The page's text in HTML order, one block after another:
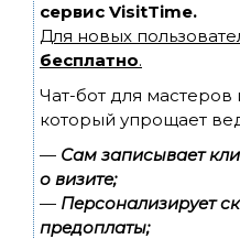
сервис VisitTime.
Для новых
бесплатно.
Чат-бот для мастеров
который упрощает
— Сам записывает
о визите;
— Персонализирует
предоплаты;